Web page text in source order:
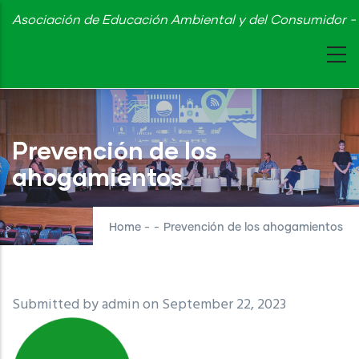
Skip
content
Asociación de Educación Ambiental y del Consumidor
Prevención de los
ahogamientos
Home - - Prevención de los ahogamientos
Submitted byadminon September 22, 2023